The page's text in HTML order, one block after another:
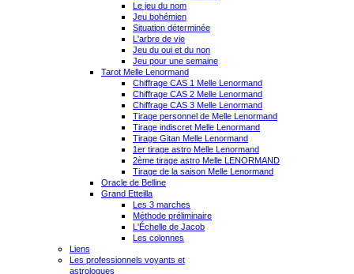
Le jeu du nom
Jeu bohémien
Situation déterminée
L'arbre de vie
Jeu du oui et du non
Jeu pour une semaine
Tarot Melle Lenormand
Chiffrage CAS 1 Melle Lenormand
Chiffrage CAS 2 Melle Lenormand
Chiffrage CAS 3 Melle Lenormand
Tirage personnel de Melle Lenormand
Tirage indiscret Melle Lenormand
Tirage Gitan Melle Lenormand
1er tirage astro Melle Lenormand
2ème tirage astro Melle LENORMAND
Tirage de la saison Melle Lenormand
Oracle de Belline
Grand Etteilla
Les 3 marches
Méthode préliminaire
L'Échelle de Jacob
Les colonnes
Liens
Les professionnels voyants et
astrologues